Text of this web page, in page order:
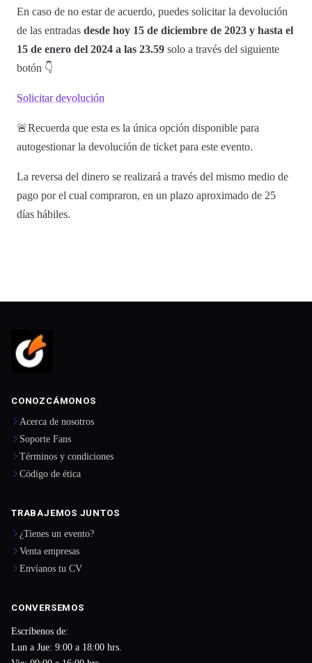
En caso de no estar de acuerdo, puedes solicitar la devolución
de las entradas desde hoy 15 de diciembre de 2023 y hasta el
15 de enero del 2024 a las 23.59 solo a través del siguiente
botón 👇
Solicitar devolución
🚨Recuerda que esta es la única opción disponible para
autogestionar la devolución de ticket para este evento.
La reversa del dinero se realizará a través del mismo medio de
pago por el cual compraron, en un plazo aproximado de 25
días hábiles.
CONOZCÁMONOS
Acerca de nosotros
Soporte Fans
Términos y condiciones
Código de ética
TRABAJEMOS JUNTOS
¿Tienes un evento?
Venta empresas
Envíanos tu CV
CONVERSEMOS
Escríbenos de:
Lun a Jue: 9:00 a 18:00 hrs.